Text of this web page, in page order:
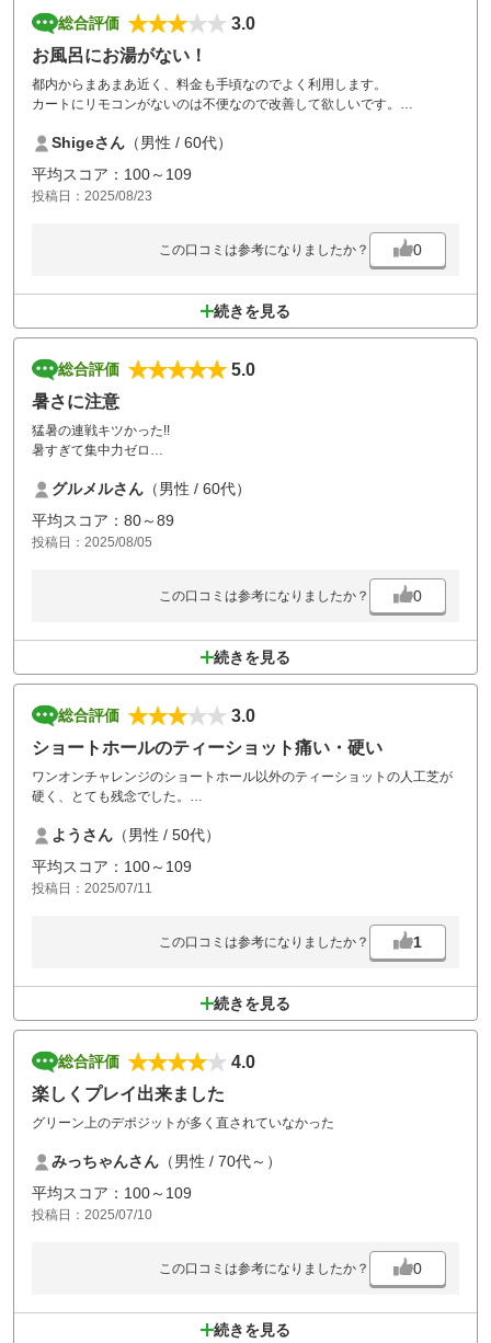
総合評価
3.0
お風呂にお湯がない！
都内からまあまあ近く、料金も手頃なのでよく利用します。
カートにリモコンがないのは不便なので改善して欲しいです。
た。残念です。
今回、お風呂にお湯がないのが大変残念でした。事前に告知すべきで
す。
Shigeさん （男性 / 60代）
平均スコア：100～109
投稿日：2025/08/23
この口コミは参考になりましたか？ 0
続きを見る
総合評価
5.0
暑さに注意
猛暑の連戦キツかった!!
暑すぎて集中力ゼロ
グルメルさん （男性 / 60代）
平均スコア：80～89
投稿日：2025/08/05
この口コミは参考になりましたか？ 0
続きを見る
総合評価
3.0
ショートホールのティーショット痛い・硬い
ワンオンチャレンジのショートホール以外のティーショットの人工芝が
硬く、とても残念でした。
さい。
よろしくお願いいたします。
ようさん （男性 / 50代）
平均スコア：100～109
投稿日：2025/07/11
この口コミは参考になりましたか？ 1
続きを見る
総合評価
4.0
楽しくプレイ出来ました
グリーン上のデポジットが多く直されていなかった
みっちゃんさん （男性 / 70代～）
平均スコア：100～109
投稿日：2025/07/10
この口コミは参考になりましたか？ 0
続きを見る